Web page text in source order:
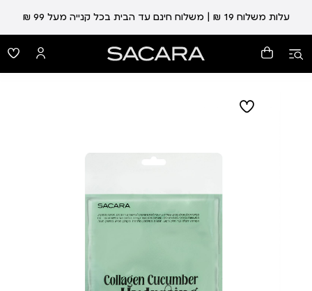
עלות משלוח 19 ₪ | משלוח חינם עד הבית בכל קנייה מעל 99 ₪